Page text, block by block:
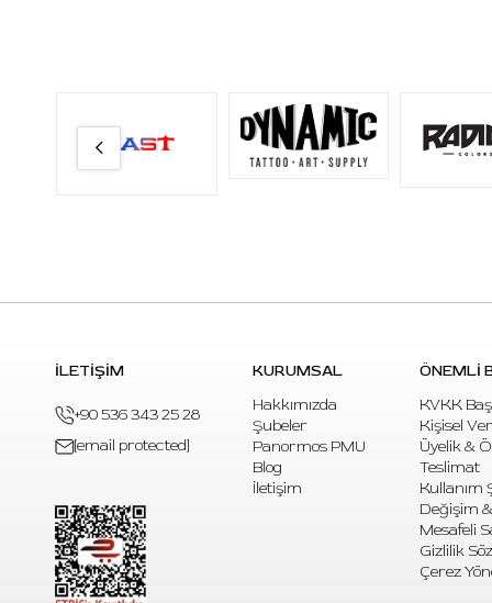
İLETİŞİM
+90 536 343 25 28
[email protected]
KURUMSAL
Hakkımızda
Şubeler
Panormos PMU
Blog
İletişim
ÖNEMLİ
KVKK
Kişisel
Üyelik &
Teslimat
Kullanım
Değişim
Mesafeli
Gizlilik
Çerez